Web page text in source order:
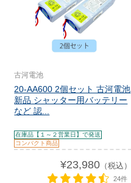
古河電池
20-AA600 2個セット 古河電池
新品 シャッター用バッテリー
など 認...
在庫品【１～２営業日】で発送
コンパクト商品
¥23,980（税込）
24件